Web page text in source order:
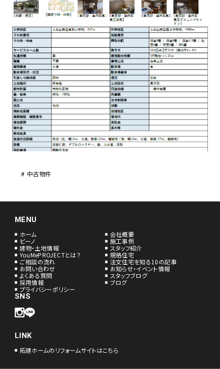
中古物件
MENU
ホーム
会社概要
ビーノ
施工事例
建物・土地情報
スタッフ紹介
YouMePROJECTとは？
規格住宅
ご相談の流れ
注文住宅を知る10の記事
お問い合わせ
お知らせ・イベント情報
よくある質問
スタッフブログ
採用情報
ブログ
プライバシーポリシー
SNS
LINK
拓建ホームのリフォームサイトはこちら